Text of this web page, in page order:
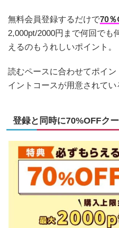
無料会員登録するだけで70
2,000pt/2000円まで何回でも
えるのもうれしいポイント。
読むペースに合わせてポイ
イントコースが用意されてい
登録と同時に70%OFFク